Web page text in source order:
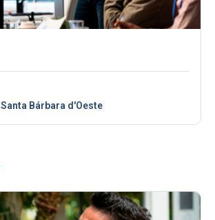
Santa Bárbara d'Oeste